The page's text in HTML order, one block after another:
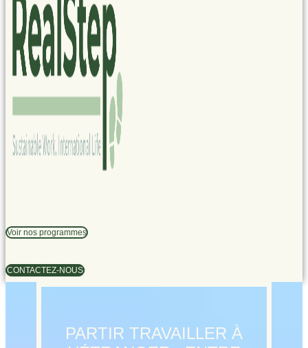
Voir nos programmes
CONTACTEZ-NOUS
PARTIR TRAVAILLER À